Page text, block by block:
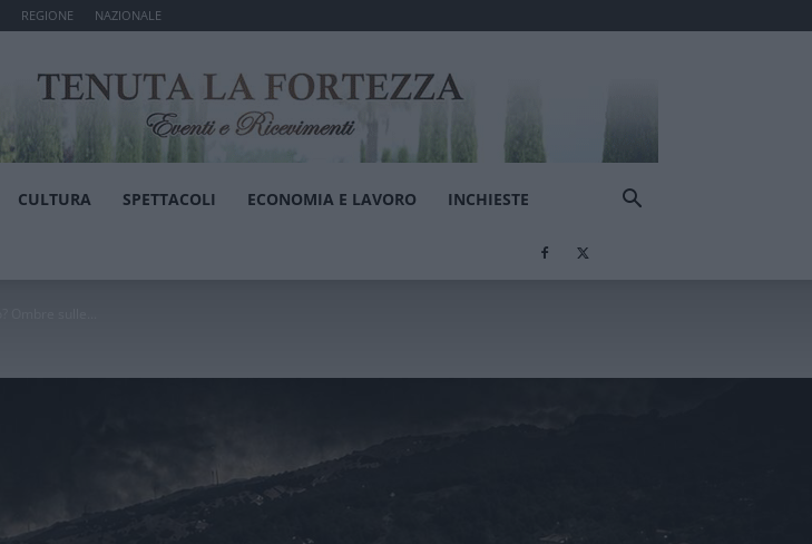
REGIONE NAZIONALE
CULTURA SPETTACOLI ECONOMIA E LAVORO INCHIESTE